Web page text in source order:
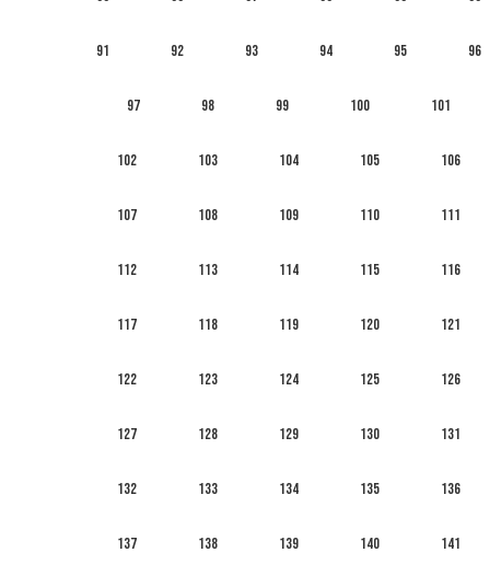
91 92 93 94 95 96
97 98 99 100 101
102 103 104 105 106
107 108 109 110 111
112 113 114 115 116
117 118 119 120 121
122 123 124 125 126
127 128 129 130 131
132 133 134 135 136
137 138 139 140 141